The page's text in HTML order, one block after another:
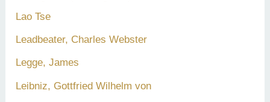
Lao Tse
Leadbeater, Charles Webster
Legge, James
Leibniz, Gottfried Wilhelm von